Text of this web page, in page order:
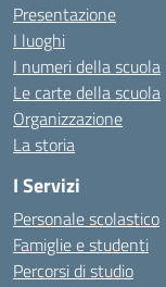
Presentazione
I luoghi
I numeri della scuola
Le carte della scuola
Organizzazione
La storia
I Servizi
Personale scolastico
Famiglie e studenti
Percorsi di studio